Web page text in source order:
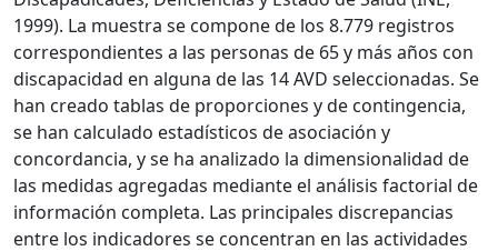
1999). La muestra se compone de los 8.779 registros
correspondientes a las personas de 65 y más años con
discapacidad en alguna de las 14 AVD seleccionadas. Se
han creado tablas de proporciones y de contingencia,
se han calculado estadísticos de asociación y
concordancia, y se ha analizado la dimensionalidad de
las medidas agregadas mediante el análisis factorial de
información completa. Las principales discrepancias
entre los indicadores se concentran en las actividades